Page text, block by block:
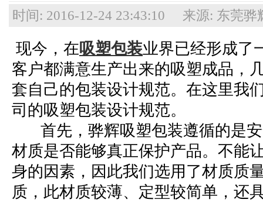
时间: 2016-12-24 23:43:10 来源: 东莞骅
现今，在吸塑包装业界已经形成了
客户都满意生产出来的吸塑成品，
套自己的包装设计规范。在这里我
司的吸塑包装设计规范。
首先，骅辉吸塑包装遵循的是安
材质是否能够真正保护产品。不能
身的因素，因此我们选用了材质
质，此材质较薄、定型较简单，还